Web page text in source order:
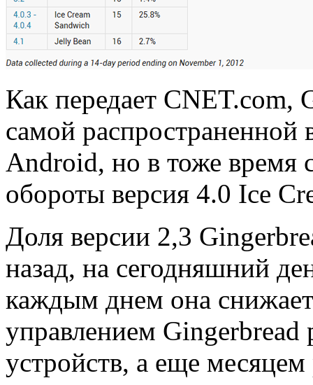
Как передает CNET.com,
самой распространенной
Android, но в тоже время
обороты версия 4.0 Ice
Доля версии 2,3
назад, на сегодняшний
каждым днем она
управлением
устройств, а еще